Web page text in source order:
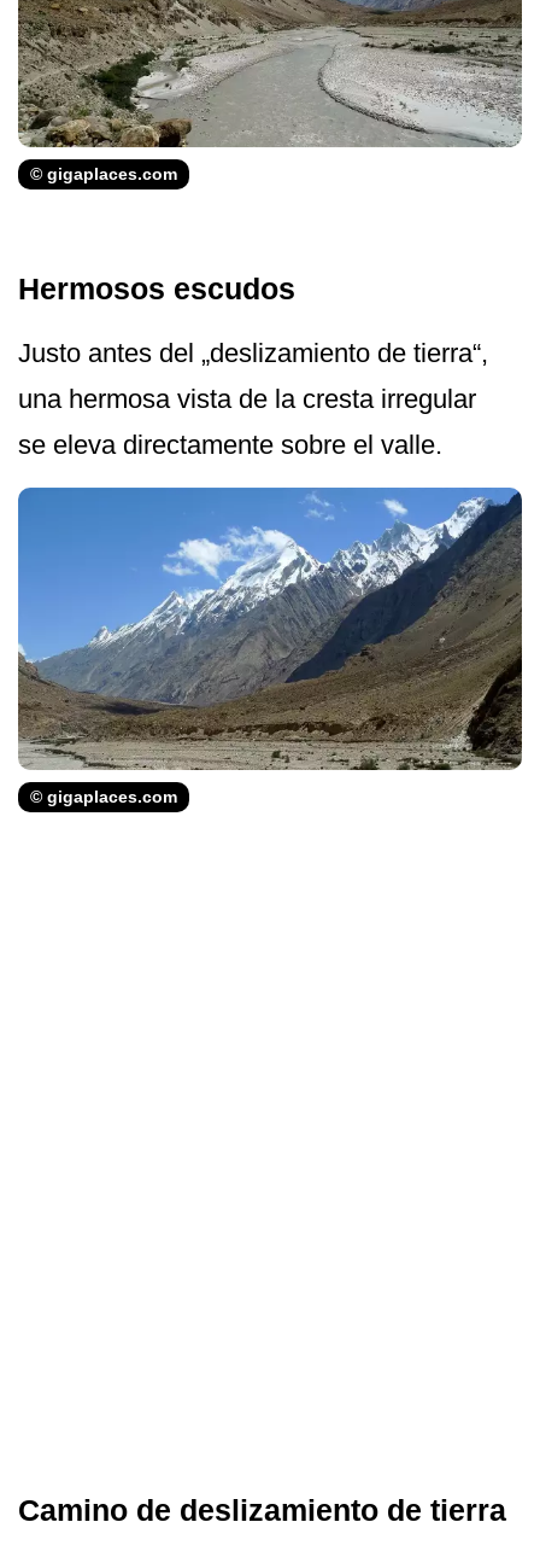
© gigaplaces.com
Hermosos escudos
Justo antes del „deslizamiento de tierra“,
una hermosa vista de la cresta irregular
se eleva directamente sobre el valle.
© gigaplaces.com
Camino de deslizamiento de tierra